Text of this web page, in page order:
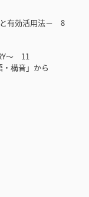
と有効活用法－ 8
～ 11
構音」から